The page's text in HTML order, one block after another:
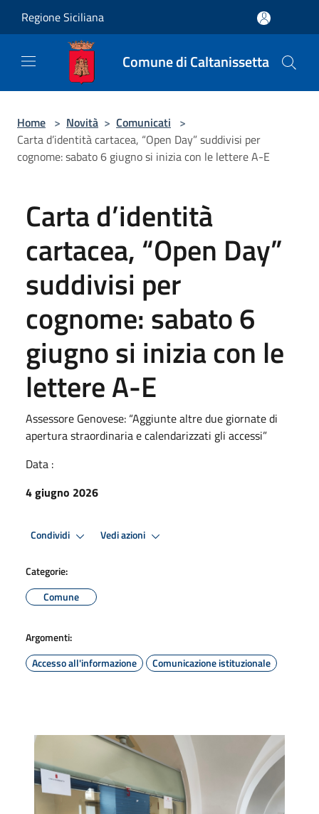
Regione Siciliana
Comune di Caltanissetta
Home > Novità > Comunicati >
Carta d’identità cartacea, “Open Day” suddivisi per
cognome: sabato 6 giugno si inizia con le lettere A-E
Carta d’identità
cartacea, “Open Day”
suddivisi per
cognome: sabato 6
giugno si inizia con le
lettere A-E
Assessore Genovese: “Aggiunte altre due giornate di
apertura straordinaria e calendarizzati gli accessi”
Data :
4 giugno 2026
Condividi Vedi azioni
Categorie:
Comune
Argomenti:
Accesso all'informazione
Comunicazione istituzionale